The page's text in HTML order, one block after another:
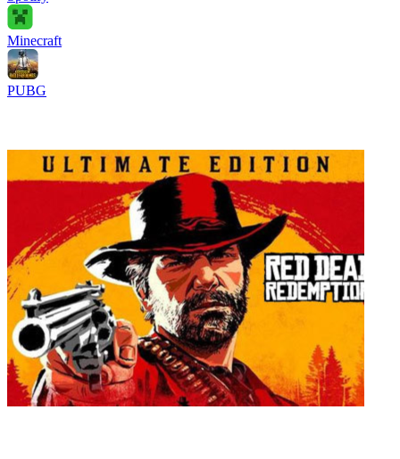
Minecraft
PUBG